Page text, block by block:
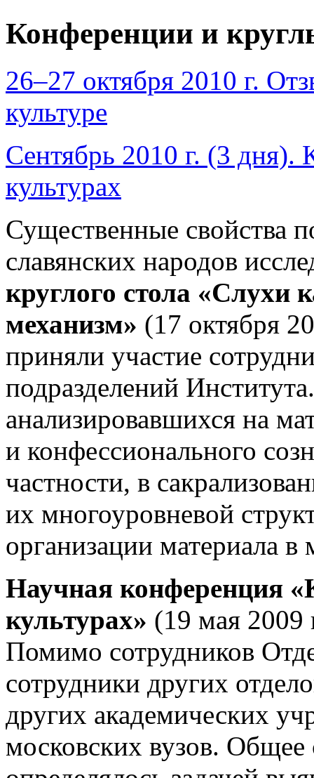
Конференции и
26–27 октября 2010 г.
культуре
Сентябрь 2010 г. (3 дня).
культурах
Существенные свойства
славянских народов
круглого стола «Слухи
механизм» (17 октября
приняли участие
подразделений
анализировавшихся на
и конфессионального
частности, в
их многоуровневой
организации материала в
Научная конференция «
культурах» (19 мая 2009
Помимо сотрудников
сотрудники других
других академических
московских вузов.